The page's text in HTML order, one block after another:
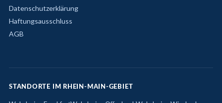
Datenschutzerklärung
Haftungsausschluss
AGB
STANDORTE IM RHEIN-MAIN-GEBIET